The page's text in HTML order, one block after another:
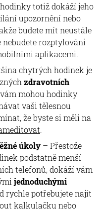
totiž dokáží jeho
upozornění nebo
budete mít neustále
nebudete rozptylováni
aplikacemi.
chytrých hodinek je
zdravotních
mohou hodinky
vaši tělesnou
že byste si měli na
.
úkoly – Přestože
podstatně menší
telefonů, dokáží vám
jednoduchými
rychle potřebujete najít
kalkulačku nebo